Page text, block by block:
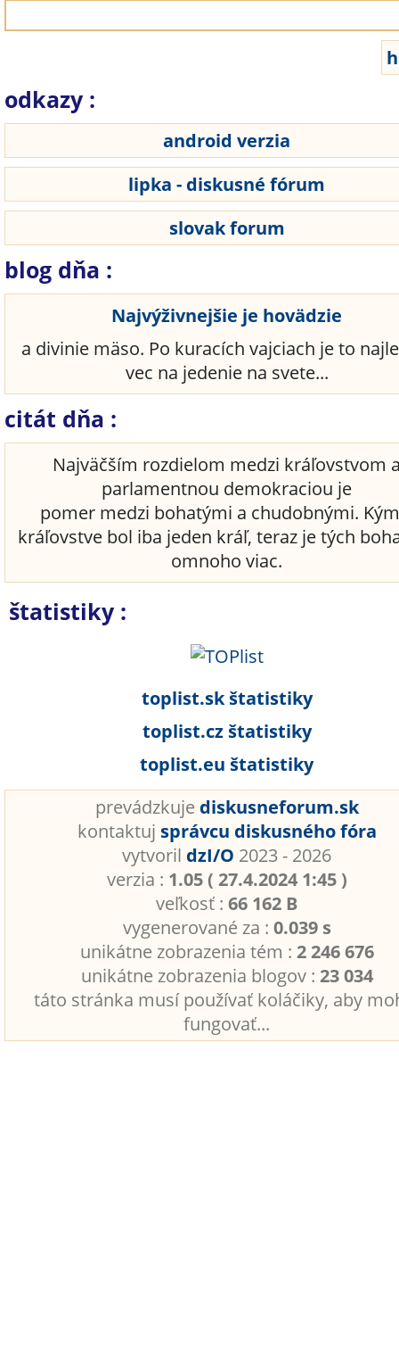
odkazy :
android verzia
lipka - diskusné fórum
slovak forum
blog dňa :
Najvýživnejšie je hovädzie
a divinie mäso. Po kuracích vajciach je to
vec na jedenie na svete...
citát dňa :
Najväčším rozdielom medzi kráľovstvom
parlamentnou demokraciou je
pomer medzi bohatými a chudobnými.
kráľovstve bol iba jeden kráľ, teraz je tých
omnoho viac.
štatistiky :
toplist.sk štatistiky
toplist.cz štatistiky
toplist.eu štatistiky
prevádzkuje diskusneforum.sk
kontaktuj správcu diskusného fóra
vytvoril dzI/O 2023 - 2026
verzia : 1.05 ( 27.4.2024 1:45 )
veľkosť :66 162 B
vygenerované za : 0.039 s
unikátne zobrazenia tém : 2 246 676
unikátne zobrazenia blogov : 23 034
táto stránka musí používať koláčiky, aby
fungovať...